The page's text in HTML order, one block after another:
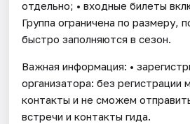
отдельно; • входные билеты
Группа ограничена по размеру,
быстро заполняются в сезон.
Важная информация: •
организатора: без регистрации
контакты и не сможем
встречи и контакты гида.